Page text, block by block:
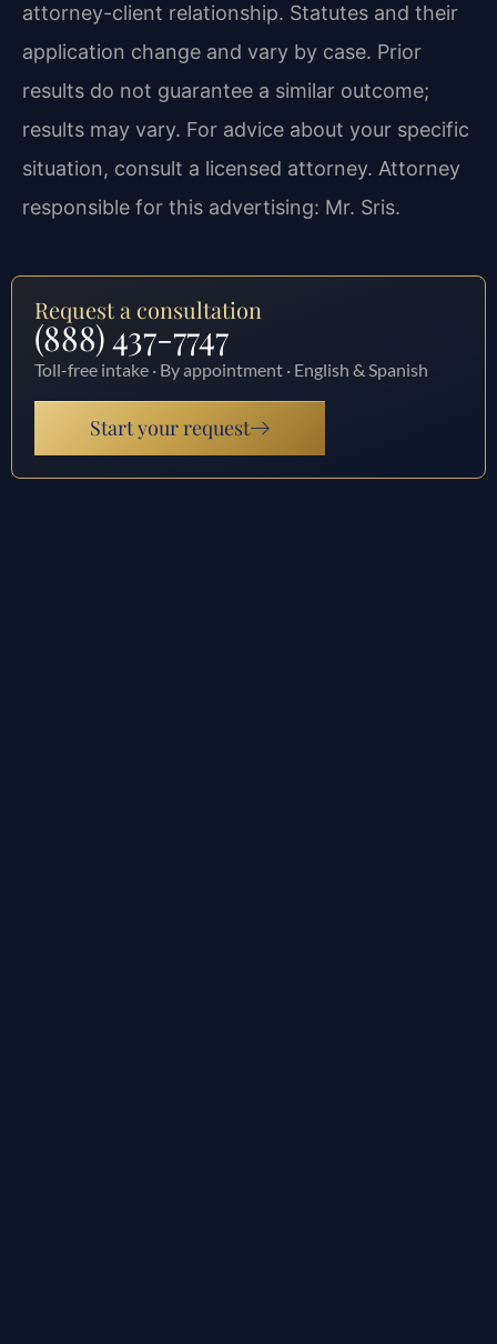
attorney-client relationship. Statutes and their
application change and vary by case. Prior
results do not guarantee a similar outcome;
results may vary. For advice about your specific
situation, consult a licensed attorney. Attorney
responsible for this advertising: Mr. Sris.
Request a consultation
(888) 437-7747
Toll-free intake · By appointment · English & Spanish
Start your request